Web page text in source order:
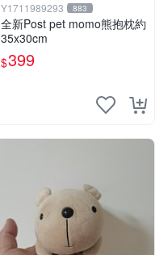
Y1711989293 883
全新Post pet momo熊抱枕約
35x30cm
$399